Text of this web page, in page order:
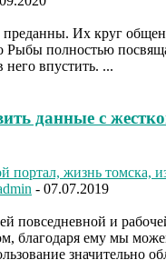
Их круг
Рыбы полностью
впустить. ...
данные с
портал, жизнь томска,
- 07.07.2019
повседневной и
благодаря ему мы
значительно